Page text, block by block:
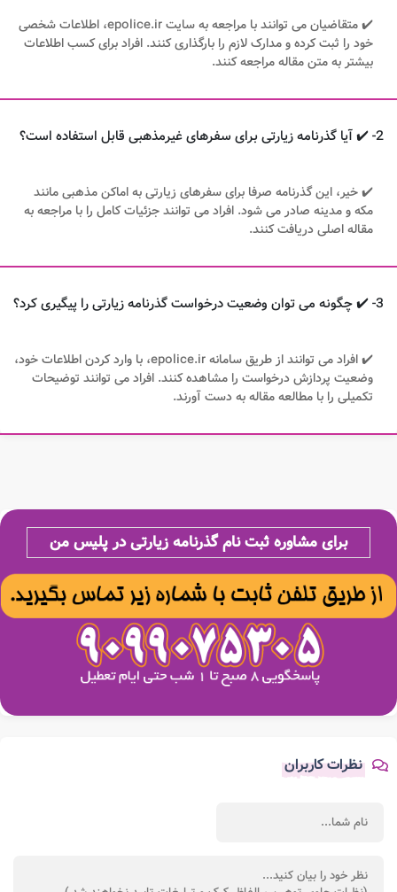
✔️ متقاضیان می توانند با مراجعه به سایت epolice.ir، اطلاعات شخصی
خود را ثبت کرده و مدارک لازم را بارگذاری کنند. افراد برای کسب اطلاعات
بیشتر به متن مقاله مراجعه کنند.
2- ✔️ آیا گذرنامه زیارتی برای سفرهای غیرمذهبی قابل استفاده است؟
✔️ خیر، این گذرنامه صرفا برای سفرهای زیارتی به اماکن مذهبی مانند
مکه و مدینه صادر می شود. افراد می توانند جزئیات کامل را با مراجعه به
مقاله اصلی دریافت کنند.
3- ✔️ چگونه می توان وضعیت درخواست گذرنامه زیارتی را پیگیری کرد؟
✔️ افراد می توانند از طریق سامانه epolice.ir، با وارد کردن اطلاعات خود،
وضعیت پردازش درخواست را مشاهده کنند. افراد می توانند توضیحات
تکمیلی را با مطالعه مقاله به دست آورند.
برای مشاوره ثبت نام گذرنامه زیارتی در پلیس من
نظرات کاربران